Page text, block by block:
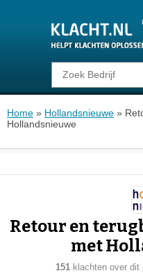
Klacht melden
Voor Bedrijven
Login
Home » Hollandsnieuwe »
Hollandsnieuwe
Retour en
met
151klachten over dit